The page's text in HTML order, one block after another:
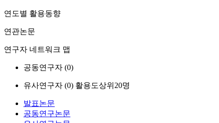
연도별 활용동향
연관논문
연구자 네트워크 맵
공동연구자 (0)
유사연구자 (0) 활용도상위20명
발표논문
공동연구논문